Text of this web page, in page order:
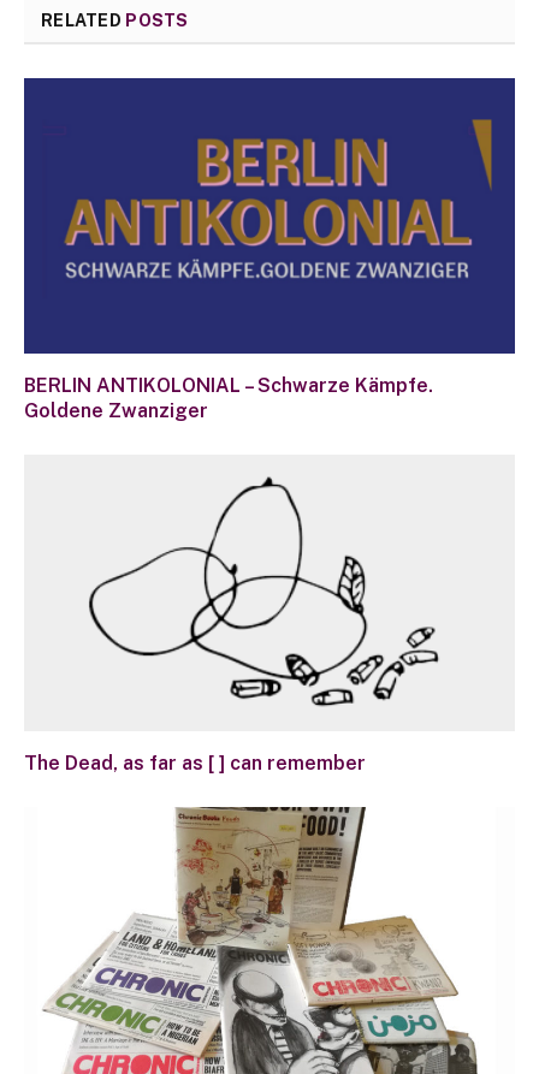
RELATED POSTS
BERLIN ANTIKOLONIAL – Schwarze Kämpfe.
Goldene Zwanziger
The Dead, as far as [ ] can remember